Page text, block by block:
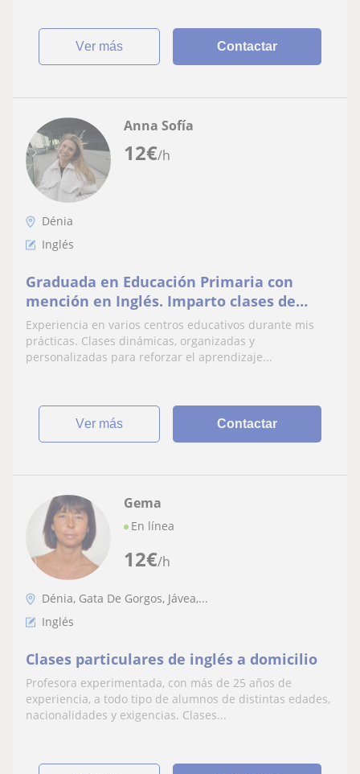
ver más Contactar
12€/h
Anna Sofía
Dénia
Inglés
Graduada en Educación Primaria con
mención en Inglés. Imparto clases de
apoyo escolar a alumnos de Educación
Primaria.
Experiencia en varios centros educativos durante mis
prácticas. Clases dinámicas, organizadas y
personalizadas para reforzar el aprendizaje...
ver más Contactar
12€/h
Gema
En línea
Dénia, Gata De Gorgos, Jávea,...
Inglés
Clases particulares de inglés a domicilio
Profesora experimentada, con más de 25 años de
experiencia, a todo tipo de alumnos de distintas edades,
nacionalidades y exigencias. Clases...